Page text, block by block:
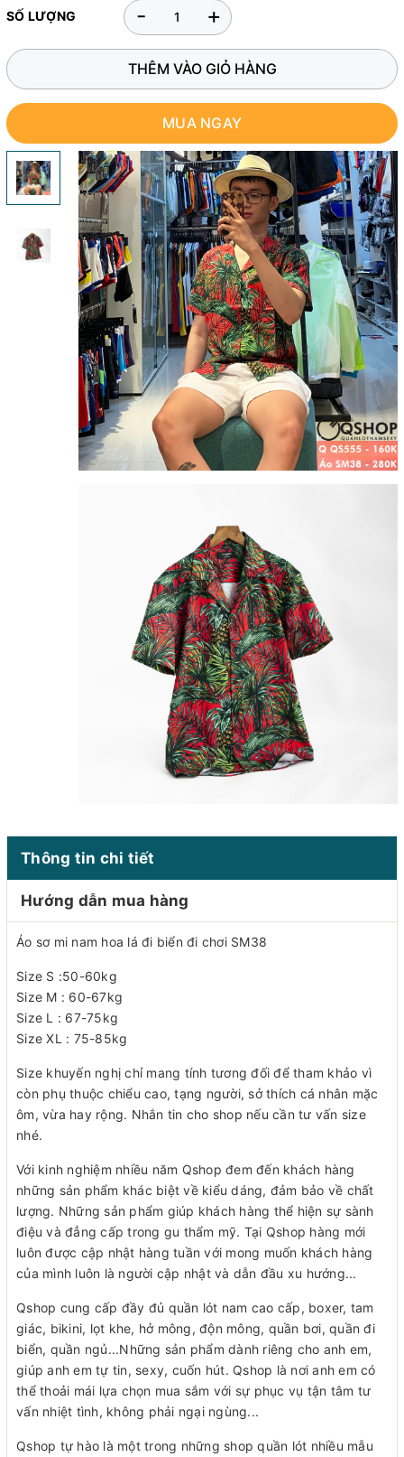
SỐ LƯỢNG +
-
THÊM VÀO GIỎ HÀNG
MUA NGAY
Thông tin chi tiết
Hướng dẫn mua hàng
Áo sơ mi nam hoa lá đi biển đi chơi SM38
Size S :50-60kg
Size M : 60-67kg
Size L : 67-75kg
Size XL : 75-85kg
Size khuyến nghị chỉ mang tính tương đối để tham khảo vì
còn phụ thuộc chiểu cao, tạng người, sở thích cá nhân mặc
ôm, vừa hay rộng. Nhắn tin cho shop nếu cần tư vấn size
nhé.
Với kinh nghiệm nhiều năm Qshop đem đến khách hàng
những sản phẩm khác biệt về kiểu dáng, đảm bảo về chất
lượng. Những sản phẩm giúp khách hàng thể hiện sự sành
điệu và đẳng cấp trong gu thẩm mỹ. Tại Qshop hàng mới
luôn được cập nhật hàng tuần với mong muốn khách hàng
của mình luôn là người cập nhật và dẫn đầu xu hướng...
Qshop cung cấp đầy đủ quần lót nam cao cấp, boxer, tam
giác, bikini, lọt khe, hở mông, độn mông, quần bơi, quần đi
biển, quần ngủ...Những sản phẩm dành riêng cho anh em,
giúp anh em tự tin, sexy, cuốn hút. Qshop là nơi anh em có
thể thoải mái lựa chọn mua sắm với sự phục vụ tận tâm tư
vấn nhiệt tình, không phải ngại ngùng...
Qshop tự hào là một trong những shop quần lót nhiều mẫu